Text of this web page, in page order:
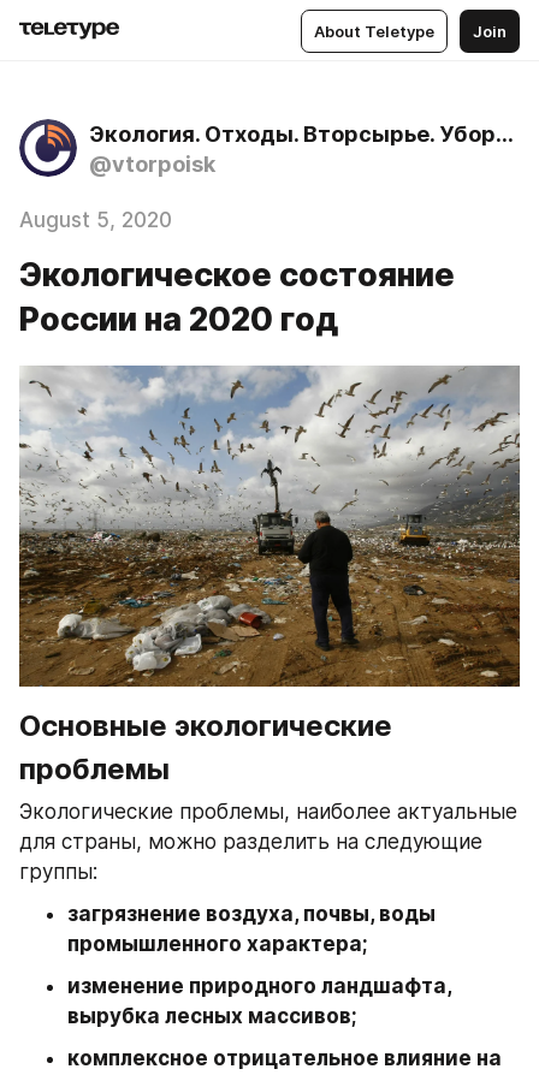
About Teletype Join
Экология. Отходы. Вторсырье. Уборка территории. Вывоз мусора.
@vtorpoisk
August 5, 2020
Экологическое состояние
России на 2020 год
Основные экологические
проблемы
Экологические проблемы, наиболее актуальные
для страны, можно разделить на следующие
группы:
загрязнение воздуха, почвы, воды
промышленного характера;
изменение природного ландшафта,
вырубка лесных массивов;
комплексное отрицательное влияние на